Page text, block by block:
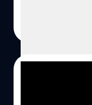
SE 2 จะมีหน้าจ
iPhone 8 ยังค
ตรงที่ iPhone 8
จะใช้กระจกที่
iPhone 8,